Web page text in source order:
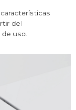
del
uso.